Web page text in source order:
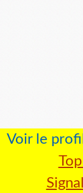
Voir le